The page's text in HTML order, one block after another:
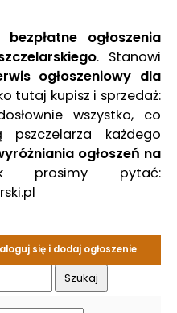
bezpłatne ogłoszenia
. Stanowi
ogłoszeniowy dla
tutaj kupisz i sprzedaż:
wszystko, co
każdego
ogłoszeń na
pytać:
się i dodaj ogłoszenie